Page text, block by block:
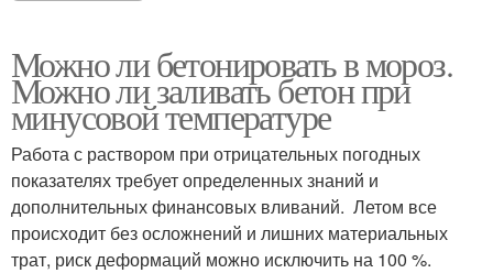
Можно ли бетонировать в мороз.
Можно ли заливать бетон при
минусовой температуре
Работа с раствором при отрицательных погодных
показателях требует определенных знаний и
дополнительных финансовых вливаний. Летом все
происходит без осложнений и лишних материальных
трат, риск деформаций можно исключить на 100 %.